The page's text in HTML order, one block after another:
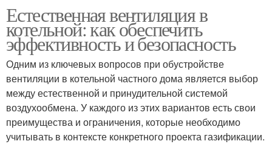
Естественная вентиляция в
котельной: как обеспечить
эффективность и безопасность
Одним из ключевых вопросов при обустройстве
вентиляции в котельной частного дома является выбор
между естественной и принудительной системой
воздухообмена. У каждого из этих вариантов есть свои
преимущества и ограничения, которые необходимо
учитывать в контексте конкретного проекта газификации.